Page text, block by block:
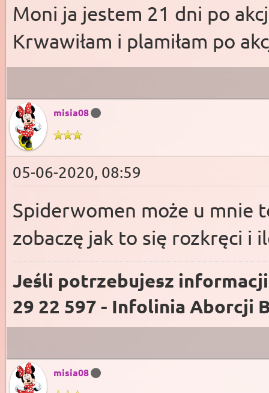
Moni ja jestem 21 dni po
Krwawiłam i plamiłam po
misia08
05-06-2020, 08:59
Spiderwomen może u mnie
zobaczę jak to się rozkręci i
Jeśli potrzebujesz
29 22 597 - Infolinia Aborcji
misia08